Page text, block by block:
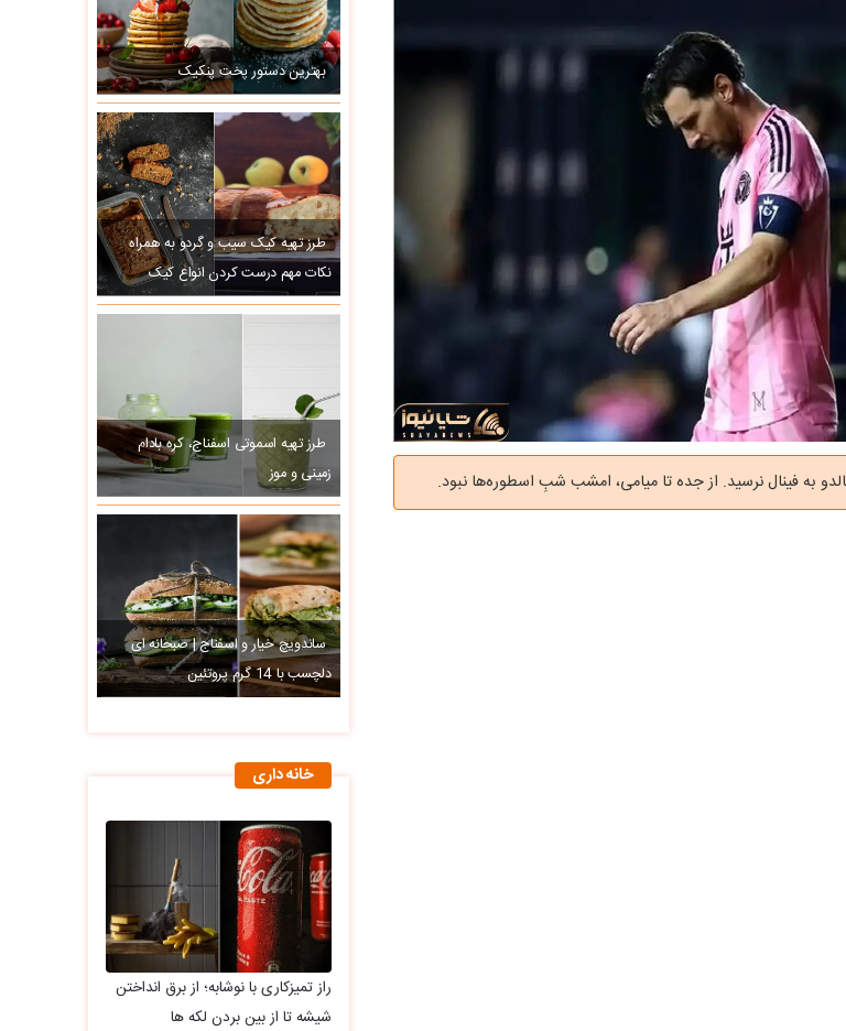
به فینال نرسید. از جده تا میامی، امشب شبِ اسطوره‌ها نبود.
بهترین دستور پخت پنکیک
طرز تهیه کیک سیب و گردو به همراه
نکات مهم درست کردن انواع کیک
طرز تهیه اسموتی اسفناج، کره بادام
زمینی و موز
ساندویچ خیار و اسفناج | صبحانه ای
دلچسب با 14 گرم پروتئین
خانه داری
راز تمیزکاری با نوشابه؛ از برق انداختن
شیشه تا از بین بردن لکه ها